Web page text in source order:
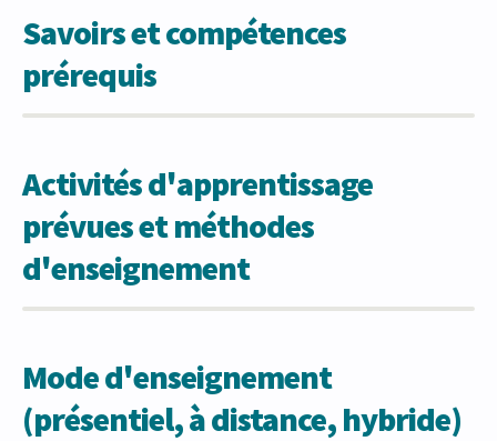
Savoirs et compétences
prérequis
Activités d'apprentissage
prévues et méthodes
d'enseignement
Mode d'enseignement
(présentiel, à distance, hybride)